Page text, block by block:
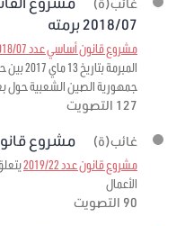
غائب(ة)
2018/07 برمته
مشروع قانون أساسي عدد 2018/07
جمهورية الصين الشعبية حول
127 التصويت
غائب(ة) مشروع قانون عدد
مشروع قانون عدد 2019/22
الأعمال
90 التصويت